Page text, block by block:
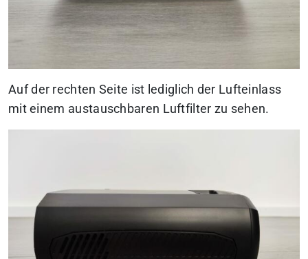
Auf der rechten Seite ist lediglich der Lufteinlass
mit einem austauschbaren Luftfilter zu sehen.